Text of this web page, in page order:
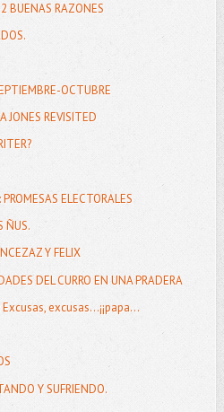
BUENAS RAZONES
OCTUBRE
JONES REVISITED
ELECTORALES
ÑUS.
Y FELIX
DEL CURRO EN UNA PRADERA
Excusas, excusas...¡¡papa...
Y SUFRIENDO.